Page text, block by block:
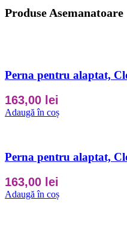
Produse Asemanatoare
Perna pentru alaptat,
163,00 lei
Adaugă în coș
Perna pentru alaptat,
163,00 lei
Adaugă în coș